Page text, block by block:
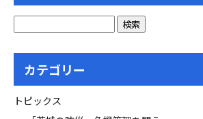
カテゴリー
トピックス